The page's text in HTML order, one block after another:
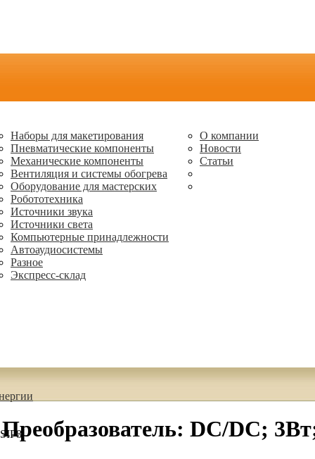
Наборы для макетирования
Пневматические компоненты
Механические компоненты
Вентиляция и системы обогрева
Оборудование для мастерских
Робототехника
Источники звука
Источники света
Компьютерные принадлежности
Автоаудиосистемы
Разное
Экспресс-склад
О компании
Новости
Статьи
DC/DC;